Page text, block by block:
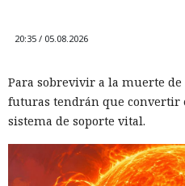
20:35 / 05.08.2026
Para sobrevivir a la muerte
futuras tendrán que convertir
sistema de soporte vital.